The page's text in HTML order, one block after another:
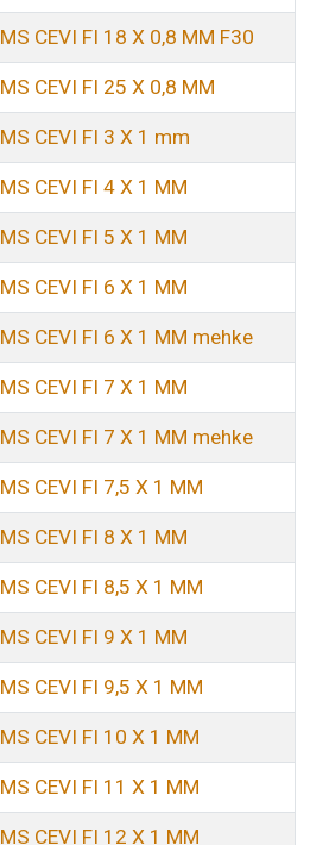
MS CEVI FI 18 X 0,8 MM F30
MS CEVI FI 25 X 0,8 MM
MS CEVI FI 3 X 1 mm
MS CEVI FI 4 X 1 MM
MS CEVI FI 5 X 1 MM
MS CEVI FI 6 X 1 MM
MS CEVI FI 6 X 1 MM mehke
MS CEVI FI 7 X 1 MM
MS CEVI FI 7 X 1 MM mehke
MS CEVI FI 7,5 X 1 MM
MS CEVI FI 8 X 1 MM
MS CEVI FI 8,5 X 1 MM
MS CEVI FI 9 X 1 MM
MS CEVI FI 9,5 X 1 MM
MS CEVI FI 10 X 1 MM
MS CEVI FI 11 X 1 MM
MS CEVI FI 12 X 1 MM